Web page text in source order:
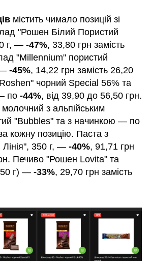
містить чимало позицій зі
"Рошен Білий Пористий
г, — -47%, 33,80 грн замість
"Millennium" пористий
-45%, 14,22 грн замість 26,20
чорний Special 56% та
по -44%, від 39,90 до 56,50 грн.
з альпійським
"Bubbles" та з начинкою — по
кожну позицію. Паста з
350 г, — -40%, 91,71 грн
Печиво "Рошен Lovita" та
г) — -33%, 29,70 грн замість